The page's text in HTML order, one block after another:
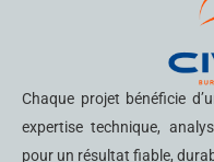
Chaque projet bénéficie
expertise technique,
pour un résultat fiable,